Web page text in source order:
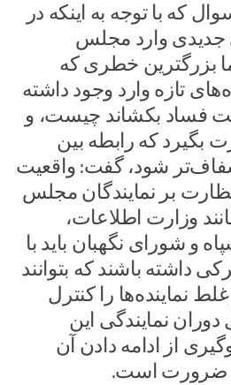
که با توجه به اینکه در
جدیدی وارد مجلس
بزرگترین خطری که
تازه وارد وجود داشته
فساد بکشاند چیست، و
بگیرد که رابطه بین
شود، گفت: واقعیت
بر نمایندگان مجلس
وزارت اطلاعات،
و شورای نگهبان باید با
داشته باشند که بتوانند
نماینده‌ها را کنترل
نمایندگی این
از ادامه دادن آن
ضرورت است.